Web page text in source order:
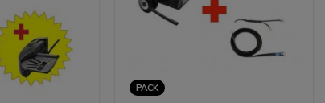
PACK